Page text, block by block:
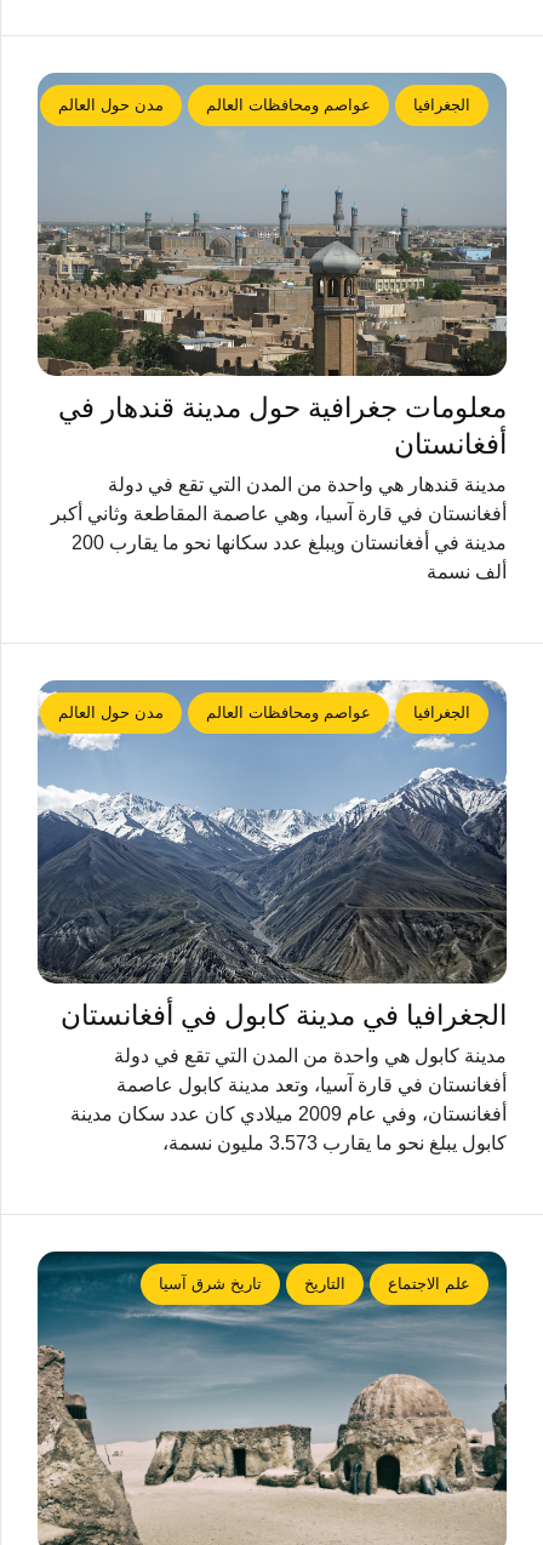
الجغرافيا عواصم ومحافظات العالم مدن حول العالم
معلومات جغرافية حول مدينة قندهار في
أفغانستان
مدينة قندهار هي واحدة من المدن التي تقع في دولة
أفغانستان في قارة آسيا، وهي عاصمة المقاطعة وثاني أكبر
مدينة في أفغانستان ويبلغ عدد سكانها نحو ما يقارب 200
ألف نسمة
الجغرافيا عواصم ومحافظات العالم مدن حول العالم
الجغرافيا في مدينة كابول في أفغانستان
مدينة كابول هي واحدة من المدن التي تقع في دولة
أفغانستان في قارة آسيا، وتعد مدينة كابول عاصمة
أفغانستان، وفي عام 2009 ميلادي كان عدد سكان مدينة
كابول يبلغ نحو ما يقارب 3.573 مليون نسمة،
علم الاجتماع التاريخ تاريخ شرق آسيا